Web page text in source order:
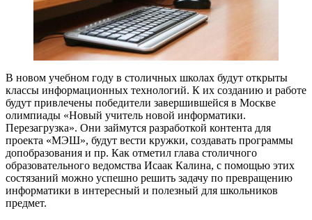
В новом учебном году в столичных школах будут открыты
классы информационных технологий. К их созданию и работе
будут привлечены победители завершившейся в Москве
олимпиады «Новый учитель новой информатики.
Перезагрузка». Они займутся разработкой контента для
проекта «МЭШ», будут вести кружки, создавать программы
допобразования и пр. Как отметил глава столичного
образовательного ведомства Исаак Калина, с помощью этих
состязаний можно успешно решить задачу по превращению
информатики в интересный и полезный для школьников
предмет.